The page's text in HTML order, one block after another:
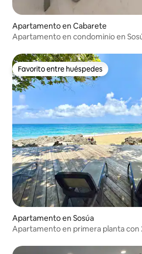
Apartamento en Cabarete
Apartamento en condominio en
Favorito entre huéspedes
Favorito entre huéspedes
Apartamento en Sosúa
Apartamento en primera planta con